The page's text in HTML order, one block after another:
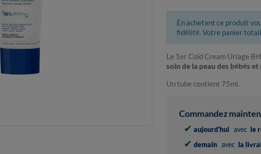
En achetant ce produit
fidélité. Votre panier
Le 1er Cold Cream Uriage
soin de la peau des bébés
Un tube contient 75ml.
Commandez
✔ aujourd'hui avec le
✔ demain avec la